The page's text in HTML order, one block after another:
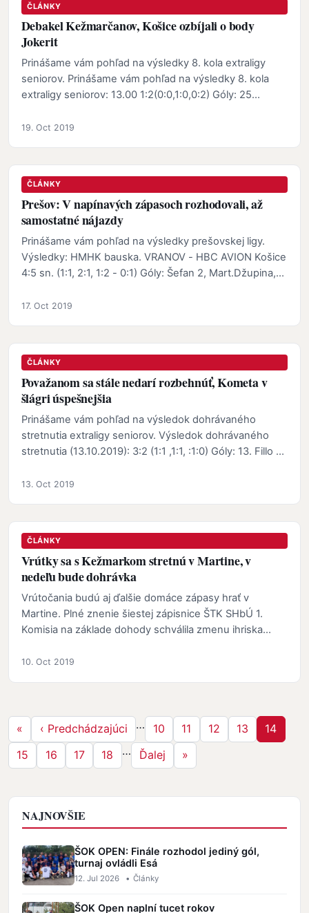
ČLÁNKY
Debakel Kežmarčanov, Košice ozbíjali o body
Jokerit
Prinášame vám pohľad na výsledky 8. kola extraligy
seniorov. Prinášame vám pohľad na výsledky 8. kola
extraligy seniorov: 13.00 1:2(0:0,1:0,0:2) Góly: 25…
19. Oct 2019
ČLÁNKY
Prešov: V napínavých zápasoch rozhodovali, až
samostatné nájazdy
Prinášame vám pohľad na výsledky prešovskej ligy.
Výsledky: HMHK bauska. VRANOV - HBC AVION Košice
4:5 sn. (1:1, 2:1, 1:2 - 0:1) Góly: Šefan 2, Mart.Džupina,…
17. Oct 2019
ČLÁNKY
Považanom sa stále nedarí rozbehnúť, Kometa v
šlágri úspešnejšia
Prinášame vám pohľad na výsledok dohrávaného
stretnutia extraligy seniorov. Výsledok dohrávaného
stretnutia (13.10.2019): 3:2 (1:1 ,1:1, :1:0) Góly: 13. Fillo …
13. Oct 2019
ČLÁNKY
Vrútky sa s Kežmarkom stretnú v Martine, v
nedeľu bude dohrávka
Vrútočania budú aj ďalšie domáce zápasy hrať v
Martine. Plné znenie šiestej zápisnice ŠTK SHbÚ 1.
Komisia na základe dohody schválila zmenu ihriska
10. Oct 2019
Prvá strana
« Predchádzajúca strana
‹ Predchádzajúci … Strana
10 Strana
11 Strana
12 Strana
13 Strana
14
Strana
15 Strana
16 Strana
17 Strana
18 … Ďalšia strana
Ďalej Posledná strana
»
NAJNOVŠIE
ŠOK OPEN: Finále rozhodol jediný gól,
turnaj ovládli Esá
12. Jul 2026 • Články
ŠOK Open naplní tucet rokov